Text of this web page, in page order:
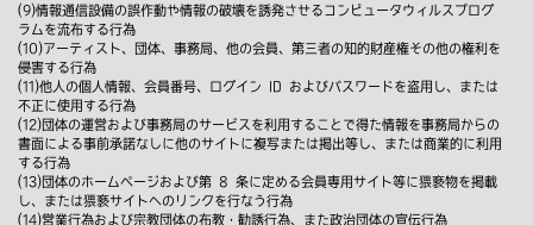
(9)情報通信設備の誤作動や情報の破壊を誘発させるコンピュータウィルスプログ
ラムを流布する行為
(10)アーティスト、団体、事務局、他の会員、第三者の知的財産権その他の権利を
侵害する行為
(11)他人の個人情報、会員番号、ログイン ID およびパスワードを盗用し、または
不正に使用する行為
(12)団体の運営および事務局のサービスを利用することで得た情報を事務局からの
書面による事前承諾なしに他のサイトに複写または掲出等し、または商業的に利用
する行為
(13)団体のホームページおよび第 8 条に定める会員専用サイト等に猥褻物を掲載
し、または猥褻サイトへのリンクを行なう行為
(14)営業行為および宗教団体の布教・勧誘行為、また政治団体の宣伝行為